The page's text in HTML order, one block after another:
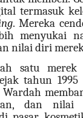
termasuk
. Mereka
menyukai
nilai diri
satu
tahun
dan